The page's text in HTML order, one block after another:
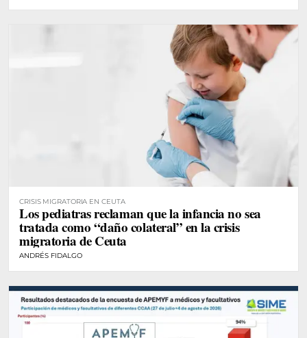
CRISIS MIGRATORIA EN CEUTA
Los pediatras reclaman que la infancia no sea
tratada como “daño colateral” en la crisis
migratoria de Ceuta
ANDRÉS FIDALGO